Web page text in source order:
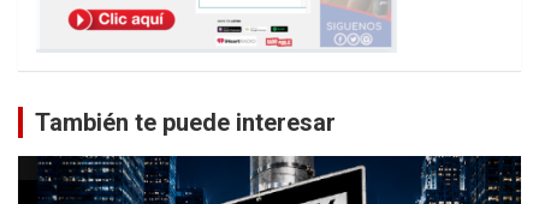
También te puede interesar